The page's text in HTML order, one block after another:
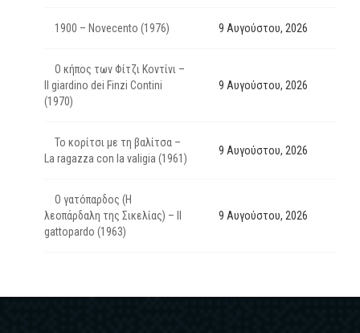
1900 – Novecento (1976) 9 Αυγούστου, 2026
Ο κήπος των Φίτζι Κοντίνι –
Il giardino dei Finzi Contini
(1970)
9 Αυγούστου, 2026
Το κορίτσι με τη βαλίτσα –
La ragazza con la valigia (1961)
9 Αυγούστου, 2026
Ο γατόπαρδος (Η
λεοπάρδαλη της Σικελίας) – Il
gattopardo (1963)
9 Αυγούστου, 2026